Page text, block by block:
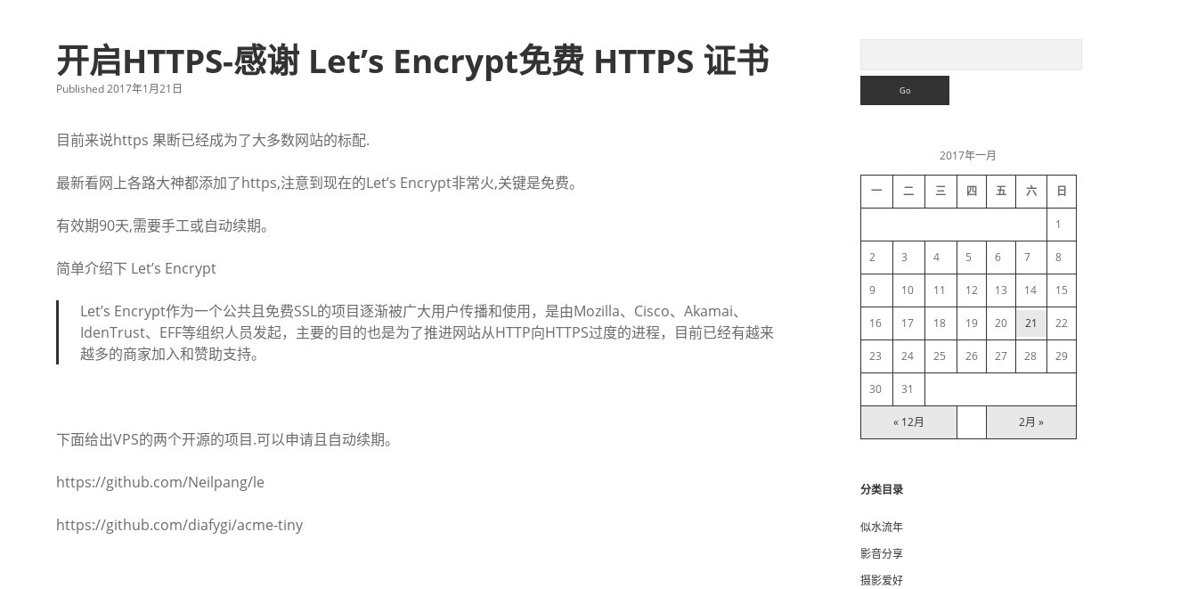
开启HTTPS-感谢 Let’s Encrypt免费 HTTPS 证书
Published 2017年1月21日
目前来说https 果断已经成为了大多数网站的标配.
最新看网上各路大神都添加了https,注意到现在的Let’s Encrypt非常火,关键是免费。
有效期90天,需要手工或自动续期。
简单介绍下 Let’s Encrypt
Let’s Encrypt作为一个公共且免费SSL的项目逐渐被广大用户传播和使用，是由Mozilla、Cisco、Akamai、
IdenTrust、EFF等组织人员发起，主要的目的也是为了推进网站从HTTP向HTTPS过度的进程，目前已经有越来
越多的商家加入和赞助支持。
下面给出VPS的两个开源的项目.可以申请且自动续期。
https://github.com/Neilpang/le
https://github.com/diafygi/acme-tiny
i
e
a
r
a
2017年一月
一 二 三 四 五 六 日
« 12月 2月 »
1
2 3 4 5 6 7 8
9 10 11 12 13 14 15
16 17 18 19 20 21 22
23 24 25 26 27 28 29
30 31
分类目录
似水流年
影音分享
摄影爱好